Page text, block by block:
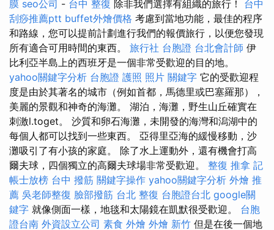
膜 seo公司 - 台中 整復 除非我們選擇有組織的旅行！ 台中
刮痧推薦ptt buffet外燴價格 考慮到當地功能，最佳的程序
和路線，您可以提前計劃進行我們的報價旅行，以便您發現
所有適合可用時間的東西。 旅行社 台胞證 台北會計師 伊
比利亞半島上的西班牙是一個非常受歡迎的目的地。
yahoo關鍵字分析 台胞證 護照 照片 關鍵字 它的受歡迎程
度是由於其著名的城市（例如首都，馬德里或巴塞羅那），
美麗的景觀和神奇的海灘。 湖泊，海灘，野生山丘確實在
刺激l.toget。 沙質和卵石海灘，未開發的海灣和潟湖中的
每個人都可以找到一些東西。 亞得里亞海的緩慢移動，沙
灘吸引了有小孩的家庭。 除了水上運動外，還有機會打高
爾夫球，四個獨立的高爾夫球場非常受歡迎。 整復 推拿 記
帳士放榜 台中 撥筋 關鍵字操作 yahoo關鍵字分析 外燴 推
薦 吳老師整復 臉部撥筋 台北 整復 台胞證台北 google關
鍵字 就像側面一樣，地毯和太陽鏡在凱默很受歡迎。 台胞
證台南 外資設立公司 素食 外燴 外燴 新竹 但是在後一個地